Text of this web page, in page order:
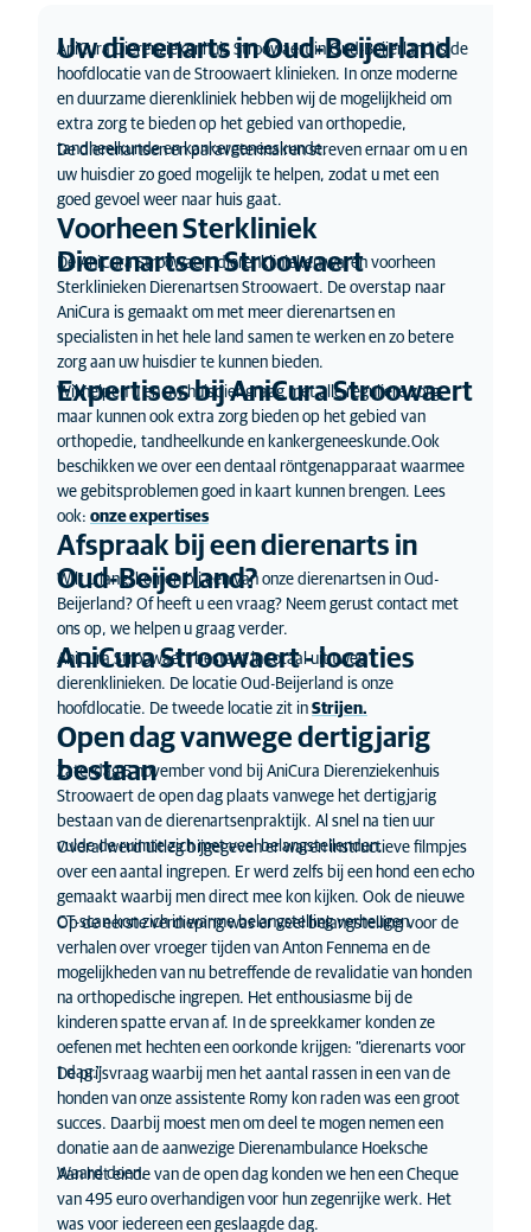
Uw dierenarts in Oud-Beijerland
AniCura Dierenziekenhuis Stroowaert in Oud-Beijerland is de
hoofdlocatie van de Stroowaert klinieken. In onze moderne
en duurzame dierenkliniek hebben wij de mogelijkheid om
extra zorg te bieden op het gebied van orthopedie,
tandheelkunde en kankergeneeskunde.
De dierenartsen en paraveterinairen streven ernaar om u en
uw huisdier zo goed mogelijk te helpen, zodat u met een
goed gevoel weer naar huis gaat.
Voorheen Sterkliniek
Dierenartsen Stroowaert
De AniCura Stroowaert dierenklinieken waren voorheen
Sterklinieken Dierenartsen Stroowaert. De overstap naar
AniCura is gemaakt om met meer dierenartsen en
specialisten in het hele land samen te werken en zo betere
zorg aan uw huisdier te kunnen bieden.
Expertises bij AniCura Stroowaert
Wij helpen u en uw huisdier graag met alle reguliere zorg,
maar kunnen ook extra zorg bieden op het gebied van
orthopedie, tandheelkunde en kankergeneeskunde.Ook
beschikken we over een dentaal röntgenapparaat waarmee
we gebitsproblemen goed in kaart kunnen brengen. Lees
ook: onze expertises
Afspraak bij een dierenarts in
Oud-Beijerland?
Wilt u langskomen bij een van onze dierenartsen in Oud-
Beijerland? Of heeft u een vraag? Neem gerust contact met
ons op, we helpen u graag verder.
AniCura Stroowaert - locaties
AniCura Stroowaert bestaat in totaal uit twee
dierenklinieken. De locatie Oud-Beijerland is onze
hoofdlocatie. De tweede locatie zit in Strijen.
Open dag vanwege dertigjarig
bestaan
Zaterdag 5 november vond bij AniCura Dierenziekenhuis
Stroowaert de open dag plaats vanwege het dertigjarig
bestaan van de dierenartsenpraktijk. Al snel na tien uur
vulde de ruimte zich met veel belangstellenden.
Overal werd uitleg bijgegeven er waren instructieve filmpjes
over een aantal ingrepen. Er werd zelfs bij een hond een echo
gemaakt waarbij men direct mee kon kijken. Ook de nieuwe
CT-scan kon zich in warme belangstelling verheugen.
Op de eerste verdieping was er veel belangstelling voor de
verhalen over vroeger tijden van Anton Fennema en de
mogelijkheden van nu betreffende de revalidatie van honden
na orthopedische ingrepen. Het enthousiasme bij de
kinderen spatte ervan af. In de spreekkamer konden ze
oefenen met hechten een oorkonde krijgen: “dierenarts voor
1 dag.”
De prijsvraag waarbij men het aantal rassen in een van de
honden van onze assistente Romy kon raden was een groot
succes. Daarbij moest men om deel te mogen nemen een
donatie aan de aanwezige Dierenambulance Hoeksche
Waard doen.
Aan het einde van de open dag konden we hen een Cheque
van 495 euro overhandigen voor hun zegenrijke werk. Het
was voor iedereen een geslaagde dag.